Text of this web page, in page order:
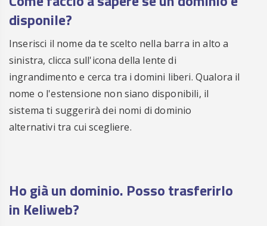
disponile?
Inserisci il nome da te scelto nella barra in alto a
sinistra, clicca sull'icona della lente di
ingrandimento e cerca tra i domini liberi. Qualora il
nome o l'estensione non siano disponibili, il
sistema ti suggerirà dei nomi di dominio
alternativi tra cui scegliere.
Ho già un dominio. Posso trasferirlo
in Keliweb?